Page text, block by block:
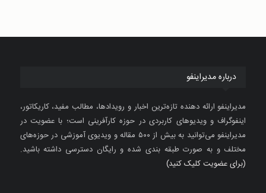
درباره مدیراینفو
مدیراینفو ارائه دهنده تازه‌ترین اخبار و رویدادها، مطالب مفید، کاریکاتور،
اینفوگراف و ویدیوهای کاربردی در حوزه کارآفرینی است؛ با عضویت در
مدیراینفو می‌توانید به بیش از ۵۰۰ مقاله و ویدیوی آموزشی در حوزه‌های
مختلف و به صورت طبقه بندی شده و رایگان دسترسی داشته باشید.
(برای عضویت کلیک کنید)